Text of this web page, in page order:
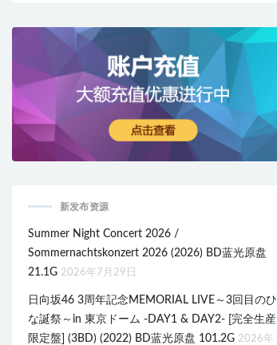
新发布资源
Summer Night Concert 2026 /
Sommernachtskonzert 2026 (2026) BD蓝光原盘
21.1G 2026年7月29日
日向坂46 3周年記念MEMORIAL LIVE～3回目のひ
な誕祭～in 東京ドーム -DAY1 & DAY2- [完全生産
限定盤] (3BD) (2022) BD蓝光原盘 101.2G 2026年